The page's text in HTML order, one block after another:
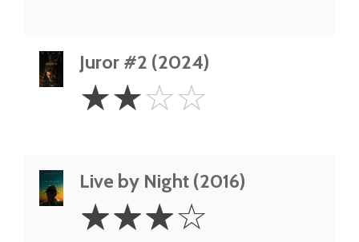
Juror #2 (2024)
Stars
☆☆☆☆
Live by Night (2016)
Stars
☆☆☆☆